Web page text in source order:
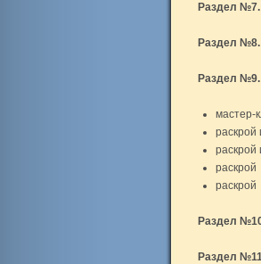
Раздел №7.
Раздел №8.
Раздел №9.
мастер-
раскрой
раскрой
раскрой
Раздел
Раздел